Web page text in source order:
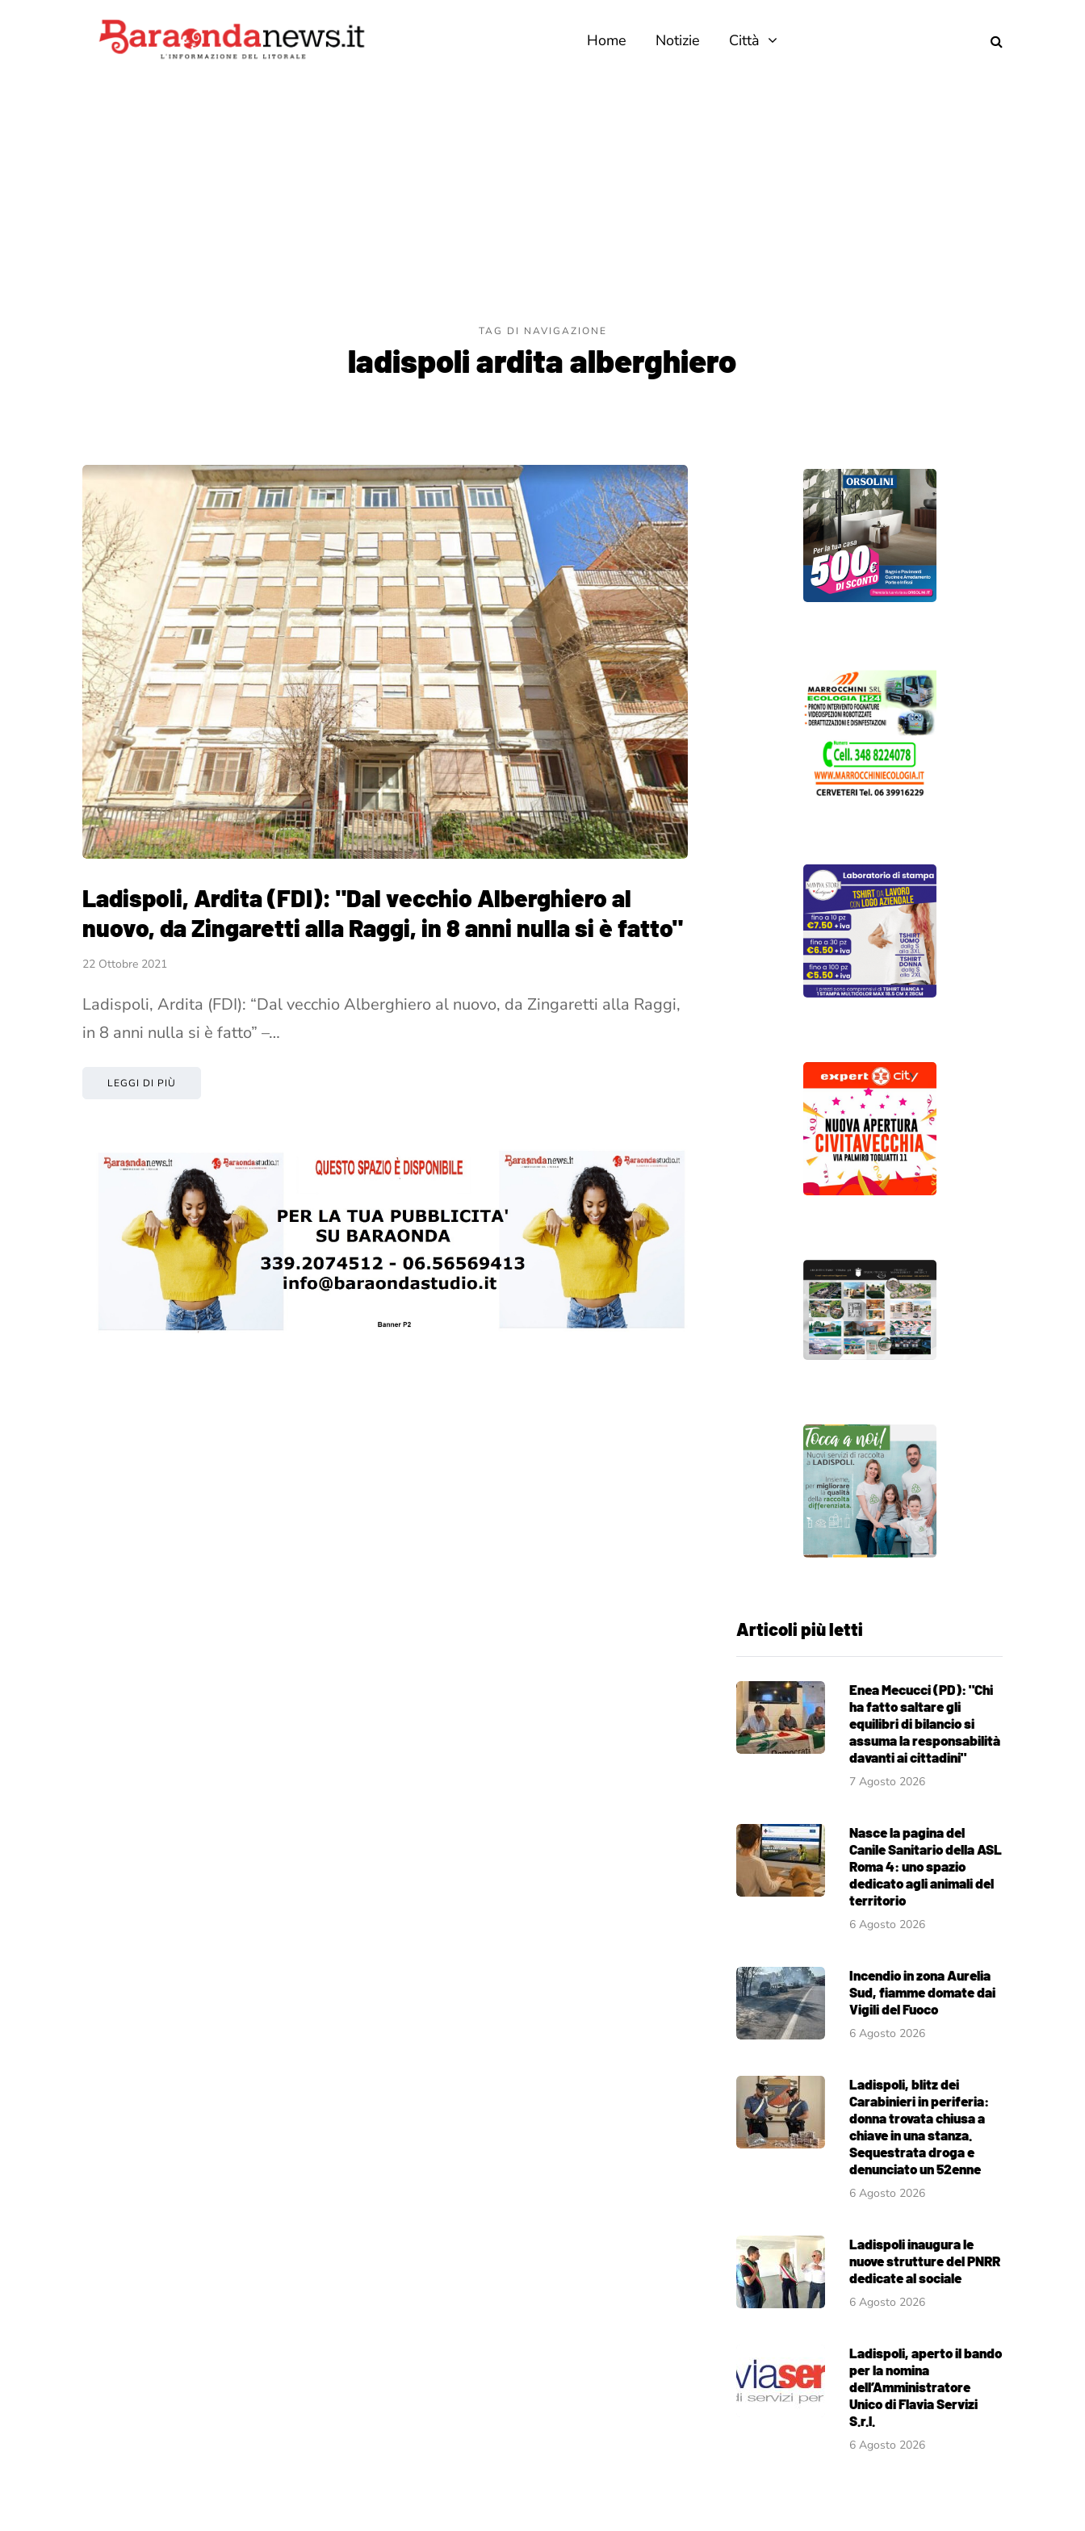
Home Notizie Città
TAG DI NAVIGAZIONE
ladispoli ardita alberghiero
Ladispoli, Ardita (FDI): "Dal vecchio Alberghiero al
nuovo, da Zingaretti alla Raggi, in 8 anni nulla si è fatto"
22 Ottobre 2021
Ladispoli, Ardita (FDI): “Dal vecchio Alberghiero al nuovo, da Zingaretti alla Raggi,
in 8 anni nulla si è fatto” –…
LEGGI DI PIÙ
Articoli più letti
Enea Mecucci (PD): "Chi
ha fatto saltare gli
equilibri di bilancio si
assuma la responsabilità
davanti ai cittadini"
7 Agosto 2026
Nasce la pagina del
Canile Sanitario della ASL
Roma 4: uno spazio
dedicato agli animali del
territorio
6 Agosto 2026
Incendio in zona Aurelia
Sud, fiamme domate dai
Vigili del Fuoco
6 Agosto 2026
Ladispoli, blitz dei
Carabinieri in periferia:
donna trovata chiusa a
chiave in una stanza.
Sequestrata droga e
denunciato un 52enne
6 Agosto 2026
Ladispoli inaugura le
nuove strutture del PNRR
dedicate al sociale
6 Agosto 2026
Ladispoli, aperto il bando
per la nomina
dell’Amministratore
Unico di Flavia Servizi
S.r.l.
6 Agosto 2026